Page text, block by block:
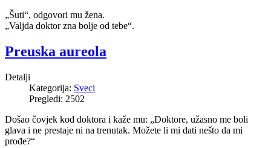
„Šuti“, odgovori mu žena.
„Valjda doktor zna bolje od tebe“.
Preuska aureola
Detalji
Kategorija: Sveci
Pregledi: 2502
Došao čovjek kod doktora i kaže mu: „Doktore, užasno me boli
glava i ne prestaje ni na trenutak. Možete li mi dati nešto da mi
prođe?“